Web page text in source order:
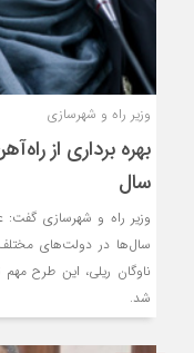
وزیر راه و شهرسازی
بهره برداری از
سال
وزیر راه و شهرسازی
سال‌ها در دولت‌های
ناوگان ریلی، این طرح مهم
شد.